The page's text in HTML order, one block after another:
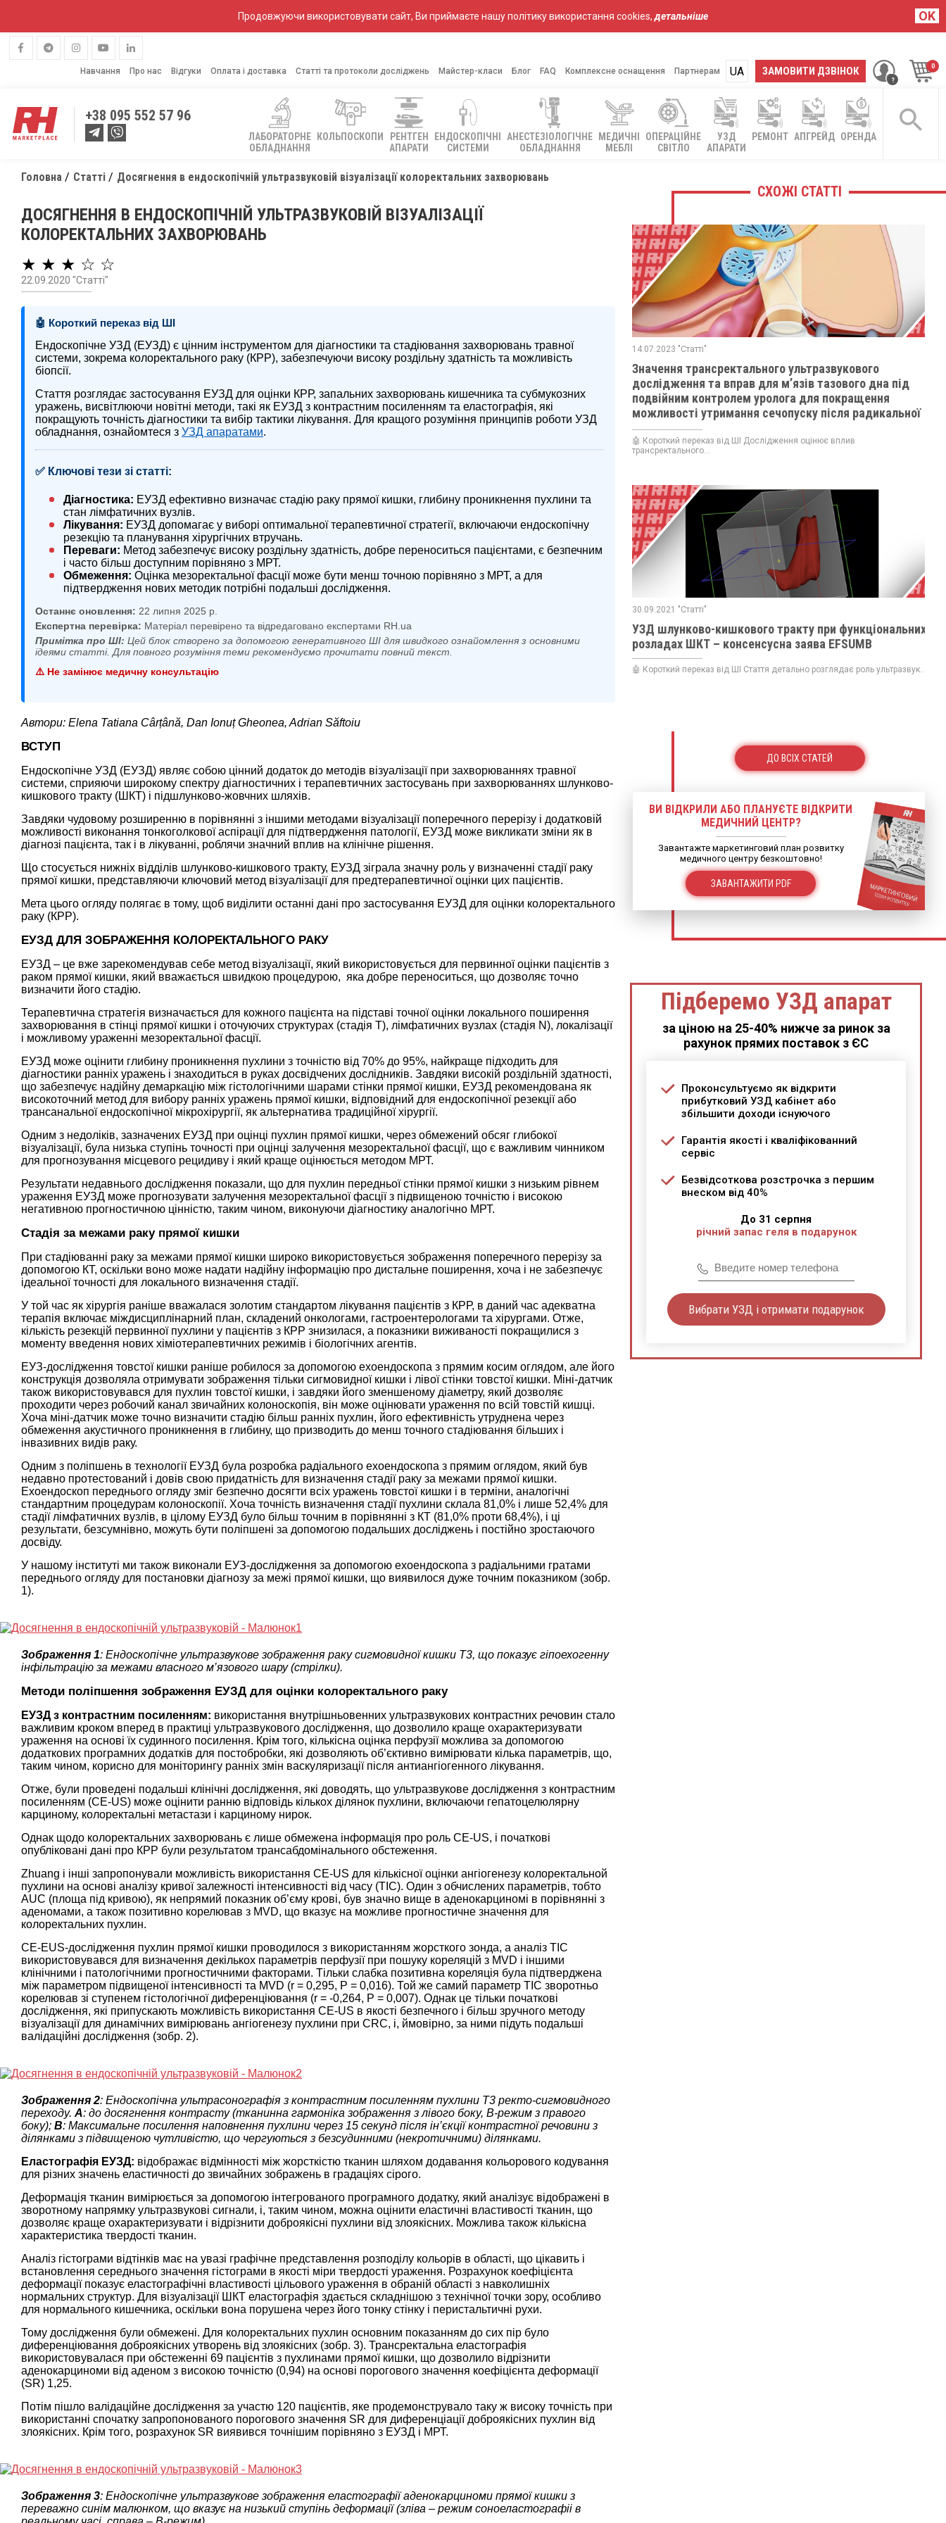
Продовжуючи використовувати сайт, Ви приймаєте нашу політику використання cookies,детальніше OK
Навчання Про нас Відгуки Оплата і доставка Статті та протоколи досліджень Майстер-класи Блог FAQ Комплексне оснащення Партнерам ЗАМОВИТИ ДЗВІНОК
UA
RU
+38 095 552 57 96
ЛАБОРАТОРНЕ
ОБЛАДНАННЯ
КОЛЬПОСКОПИ
РЕНТГЕН
АПАРАТИ
ЕНДОСКОПІЧНІ
СИСТЕМИ
АНЕСТЕЗІОЛОГІЧНЕ
ОБЛАДНАННЯ
МЕДИЧНІ
МЕБЛІ
ОПЕРАЦІЙНЕ
СВІТЛО
УЗД
АПАРАТИ
РЕМОНТ АПГРЕЙД ОРЕНДА
Головна Статті Досягнення в ендоскопічній ультразвуковій візуалізації колоректальних захворювань
ДОСЯГНЕННЯ В ЕНДОСКОПІЧНІЙ УЛЬТРАЗВУКОВІЙ ВІЗУАЛІЗАЦІЇ
КОЛОРЕКТАЛЬНИХ ЗАХВОРЮВАНЬ
★ ★ ★ ☆ ☆
22.09.2020 "Статті"
🤖 Короткий переказ від ШІ
Ендоскопічне УЗД (ЕУЗД) є цінним інструментом для діагностики та стадіювання захворювань травної
системи, зокрема колоректального раку (КРР), забезпечуючи високу роздільну здатність та можливість
біопсії.
Стаття розглядає застосування ЕУЗД для оцінки КРР, запальних захворювань кишечника та субмукозних
уражень, висвітлюючи новітні методи, такі як ЕУЗД з контрастним посиленням та еластографія, які
покращують точність діагностики та вибір тактики лікування. Для кращого розуміння принципів роботи УЗД
обладнання, ознайомтеся з УЗД апаратами.
✅ Ключові тези зі статті:
Діагностика: ЕУЗД ефективно визначає стадію раку прямої кишки, глибину проникнення пухлини та
стан лімфатичних вузлів.
Лікування: ЕУЗД допомагає у виборі оптимальної терапевтичної стратегії, включаючи ендоскопічну
резекцію та планування хірургічних втручань.
Переваги: Метод забезпечує високу роздільну здатність, добре переноситься пацієнтами, є безпечним
і часто більш доступним порівняно з МРТ.
Обмеження: Оцінка мезоректальної фасції може бути менш точною порівняно з МРТ, а для
підтвердження нових методик потрібні подальші дослідження.
Останнє оновлення: 22 липня 2025 р.
Експертна перевірка: Матеріал перевірено та відредаговано експертами RH.ua
Примітка про ШІ: Цей блок створено за допомогою генеративного ШІ для швидкого ознайомлення з основними
ідеями статті. Для повного розуміння теми рекомендуємо прочитати повний текст.
⚠️ Не замінює медичну консультацію
Автори: Elena Tatiana Cârțână, Dan Ionuț Gheonea, Adrian Săftoiu
ВСТУП
Ендоскопічне УЗД (ЕУЗД) являє собою цінний додаток до методів візуалізації при захворюваннях травної
системи, сприяючи широкому спектру діагностичних і терапевтичних застосувань при захворюваннях шлунково-
кишкового тракту (ШКТ) і підшлунково-жовчних шляхів.
Завдяки чудовому розширенню в порівнянні з іншими методами візуалізації поперечного перерізу і додатковій
можливості виконання тонкоголкової аспірації для підтвердження патології, ЕУЗД може викликати зміни як в
діагнозі пацієнта, так і в лікуванні, роблячи значний вплив на клінічне рішення.
Що стосується нижніх відділів шлунково-кишкового тракту, ЕУЗД зіграла значну роль у визначенні стадії раку
прямої кишки, представляючи ключовий метод візуалізації для предтерапевтичної оцінки цих пацієнтів.
Мета цього огляду полягає в тому, щоб виділити останні дані про застосування ЕУЗД для оцінки колоректального
раку (КРР).
ЕУЗД ДЛЯ ЗОБРАЖЕННЯ КОЛОРЕКТАЛЬНОГО РАКУ
ЕУЗД – це вже зарекомендував себе метод візуалізації, який використовується для первинної оцінки пацієнтів з
раком прямої кишки, який вважається швидкою процедурою, яка добре переноситься, що дозволяє точно
визначити його стадію.
Терапевтична стратегія визначається для кожного пацієнта на підставі точної оцінки локального поширення
захворювання в стінці прямої кишки і оточуючих структурах (стадія Т), лімфатичних вузлах (стадія N), локалізації
і можливому ураженні мезоректальної фасції.
ЕУЗД може оцінити глибину проникнення пухлини з точністю від 70% до 95%, найкраще підходить для
діагностики ранніх уражень і знаходиться в руках досвідчених дослідників. Завдяки високій роздільній здатності,
що забезпечує надійну демаркацію між гістологічними шарами стінки прямої кишки, ЕУЗД рекомендована як
високоточний метод для вибору ранніх уражень прямої кишки, відповідний для ендоскопічної резекції або
трансанальної ендоскопічної мікрохірургії, як альтернатива традиційної хірургії.
Одним з недоліків, зазначених ЕУЗД при оцінці пухлин прямої кишки, через обмежений обсяг глибокої
візуалізації, була низька ступінь точності при оцінці залучення мезоректальної фасції, що є важливим чинником
для прогнозування місцевого рецидиву і який краще оцінюється методом МРТ.
Результати недавнього дослідження показали, що для пухлин передньої стінки прямої кишки з низьким рівнем
ураження ЕУЗД може прогнозувати залучення мезоректальної фасції з підвищеною точністю і високою
негативною прогностичною цінністю, таким чином, виконуючи діагностику аналогічно МРТ.
Стадія за межами раку прямої кишки
При стадіюванні раку за межами прямої кишки широко використовується зображення поперечного перерізу за
допомогою КТ, оскільки воно може надати надійну інформацію про дистальне поширення, хоча і не забезпечує
ідеальної точності для локального визначення стадії.
У той час як хірургія раніше вважалася золотим стандартом лікування пацієнтів з КРР, в даний час адекватна
терапія включає міждисциплінарний план, складений онкологами, гастроентерологами та хірургами. Отже,
кількість резекцій первинної пухлини у пацієнтів з КРР знизилася, а показники виживаності покращилися з
моменту введення нових хіміотерапевтичних режимів і біологічних агентів.
ЕУЗ-дослідження товстої кишки раніше робилося за допомогою ехоендоскопа з прямим косим оглядом, але його
конструкція дозволяла отримувати зображення тільки сигмовидної кишки і лівої стінки товстої кишки. Міні-датчик
також використовувався для пухлин товстої кишки, і завдяки його зменшеному діаметру, який дозволяє
проходити через робочий канал звичайних колоноскопія, він може оцінювати ураження по всій товстій кишці.
Хоча міні-датчик може точно визначити стадію більш ранніх пухлин, його ефективність утруднена через
обмеження акустичного проникнення в глибину, що призводить до менш точного стадіювання більших і
інвазивних видів раку.
Одним з поліпшень в технології ЕУЗД була розробка радіального ехоендоскопа з прямим оглядом, який був
недавно протестований і довів свою придатність для визначення стадії раку за межами прямої кишки.
Ехоендоскоп переднього огляду зміг безпечно досягти всіх уражень товстої кишки і в терміни, аналогічні
стандартним процедурам колоноскопії. Хоча точність визначення стадії пухлини склала 81,0% і лише 52,4% для
стадії лімфатичних вузлів, в цілому ЕУЗД було більш точним в порівнянні з КТ (81,0% проти 68,4%), і ці
результати, безсумнівно, можуть бути поліпшені за допомогою подальших досліджень і постійно зростаючого
досвіду.
У нашому інституті ми також виконали ЕУЗ-дослідження за допомогою ехоендоскопа з радіальними гратами
переднього огляду для постановки діагнозу за межі прямої кишки, що виявилося дуже точним показником (зобр.
1).
Зображення 1: Ендоскопічне ультразвукове зображення раку сигмовидної кишки Т3, що показує гіпоехогенну
інфільтрацію за межами власного м’язового шару (стрілки).
Методи поліпшення зображення ЕУЗД для оцінки колоректального раку
ЕУЗД з контрастним посиленням: використання внутрішньовенних ультразвукових контрастних речовин стало
важливим кроком вперед в практиці ультразвукового дослідження, що дозволило краще охарактеризувати
ураження на основі їх судинного посилення. Крім того, кількісна оцінка перфузії можлива за допомогою
додаткових програмних додатків для постобробки, які дозволяють об’єктивно вимірювати кілька параметрів, що,
таким чином, корисно для моніторингу ранніх змін васкуляризації після антиангіогенного лікування.
Отже, були проведені подальші клінічні дослідження, які доводять, що ультразвукове дослідження з контрастним
посиленням (CE-US) може оцінити ранню відповідь кількох ділянок пухлини, включаючи гепатоцелюлярну
карциному, колоректальні метастази і карциному нирок.
Однак щодо колоректальних захворювань є лише обмежена інформація про роль CE-US, і початкові
опубліковані дані про КРР були результатом трансабдомінального обстеження.
Zhuang і інші запропонували можливість використання CE-US для кількісної оцінки ангіогенезу колоректальной
пухлини на основі аналізу кривої залежності інтенсивності від часу (TIC). Один з обчислених параметрів, тобто
AUC (площа під кривою), як непрямий показник об’єму крові, був значно вище в аденокарциномі в порівнянні з
аденомами, а також позитивно корелював з MVD, що вказує на можливе прогностичне значення для
колоректальних пухлин.
CE-EUS-дослідження пухлин прямої кишки проводилося з використанням жорсткого зонда, а аналіз TIC
використовувався для визначення декількох параметрів перфузії при пошуку кореляцій з MVD і іншими
клінічними і патологічними прогностичними факторами. Тільки слабка позитивна кореляція була підтверджена
між параметром підвищеної інтенсивності та MVD (r = 0,295, P = 0,016). Той же самий параметр TIC зворотньо
корелював зі ступенем гістологічної диференціювання (r = -0,264, P = 0,007). Однак це тільки початкові
дослідження, які припускають можливість використання CE-US в якості безпечного і більш зручного методу
візуалізації для динамічних вимірювань ангіогенезу пухлини при CRC, і, ймовірно, за ними підуть подальші
валідаційні дослідження (зобр. 2).
Зображення 2: Ендоскопічна ультрасонографія з контрастним посиленням пухлини T3 ректо-сигмовидного
переходу. A: до досягнення контрасту (тканинна гармоніка зображення з лівого боку, В-режим з правого
боку); B: Максимальне посилення наповнення пухлини через 15 секунд після ін’єкції контрастної речовини з
ділянками з підвищеною чутливістю, що чергуються з безсудинними (некротичними) ділянками.
Еластографія ЕУЗД: відображає відмінності між жорсткістю тканин шляхом додавання кольорового кодування
для різних значень еластичності до звичайних зображень в градаціях сірого.
Деформація тканин вимірюється за допомогою інтегрованого програмного додатку, який аналізує відображені в
зворотному напрямку ультразвукові сигнали, і, таким чином, можна оцінити еластичні властивості тканин, що
дозволяє краще охарактеризувати і відрізнити доброякісні пухлини від злоякісних. Можлива також кількісна
характеристика твердості тканин.
Аналіз гістограми відтінків має на увазі графічне представлення розподілу кольорів в області, що цікавить і
встановлення середнього значення гістограми в якості міри твердості ураження. Розрахунок коефіцієнта
деформації показує еластографічні властивості цільового ураження в обраній області з навколишніх
нормальних структур. Для візуалізації ШКТ еластографія здається складнішою з технічної точки зору, особливо
для нормального кишечника, оскільки вона порушена через його тонку стінку і перистальтичні рухи.
Тому дослідження були обмежені. Для колоректальних пухлин основним показанням до сих пір було
диференціювання доброякісних утворень від злоякісних (зобр. 3). Трансректальна еластографія
використовувалася при обстеженні 69 пацієнтів з пухлинами прямої кишки, що дозволило відрізнити
аденокарциноми від аденом з високою точністю (0,94) на основі порогового значення коефіцієнта деформації
(SR) 1,25.
Потім пішло валідаційне дослідження за участю 120 пацієнтів, яке продемонструвало таку ж високу точність при
використанні спочатку запропонованого порогового значення SR для диференціації доброякісних пухлин від
злоякісних. Крім того, розрахунок SR виявився точнішим порівняно з ЕУЗД і МРТ.
Зображення 3: Ендоскопічне ультразвукове зображення еластографії аденокарциноми прямої кишки з
переважно синім малюнком, що вказує на низький ступінь деформації (зліва – режим соноеластографіі в
СХОЖІ СТАТТІ
14.07.2023 "Статті"
Значення трансректального ультразвукового
дослідження та вправ для м’язів тазового дна під
подвійним контролем уролога для покращення
можливості утримання сечопуску після радикальної
простатектомії
🤖 Короткий переказ від ШІ Дослідження оцінює вплив
трансректального...
30.09.2021 "Статті"
УЗД шлунково-кишкового тракту при функціональних
розладах ШКТ – консенсусна заява EFSUMB
🤖 Короткий переказ від ШІ Стаття детально розглядає роль ультразвук...
ДО ВСІХ СТАТЕЙ
ВИ ВІДКРИЛИ АБО ПЛАНУЄТЕ ВІДКРИТИ
МЕДИЧНИЙ ЦЕНТР?
Завантажте маркетинговий план розвитку
медичного центру безкоштовно!
ЗАВАНТАЖИТИ PDF
Підберемо УЗД апарат
за ціною на 25-40% нижче за ринок за
рахунок прямих поставок з ЄС
Проконсультуємо як відкрити
прибутковий УЗД кабінет або
збільшити доходи існуючого
Гарантія якості і кваліфікованний
сервіс
Безвідсоткова розстрочка з першим
внеском від 40%
До 31 серпня
річний запас геля в подарунок
Вибрати УЗД і отримати подарунок